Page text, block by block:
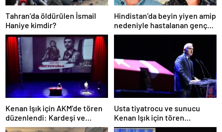
Tahran’da öldürülen İsmail
Haniye kimdir?
Hindistan’da beyin yiyen amip
nedeniyle hastalanan genç
hayatta kalmayı başardı
Kenan Işık için AKM’de tören
düzenlendi: Kardeşi ve
gelininden duygusal veda
Usta tiyatrocu ve sunucu
Kenan Işık için tören
düzenlendi